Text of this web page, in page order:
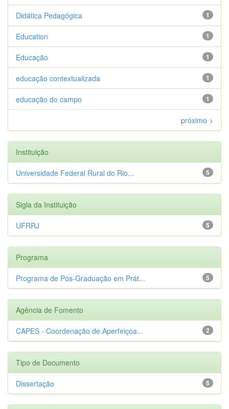
1
Didática Pedagógica
1
Education
1
Educação
1
educação contextualizada
1
educação do campo
próximo >
Instituição
5
Universidade Federal Rural do Rio...
Sigla da Instituição
5
UFRRJ
Programa
5
Programa de Pós-Graduação em Prát...
Agência de Fomento
2
CAPES - Coordenação de Aperfeiçoa...
Tipo de Documento
5
Dissertação